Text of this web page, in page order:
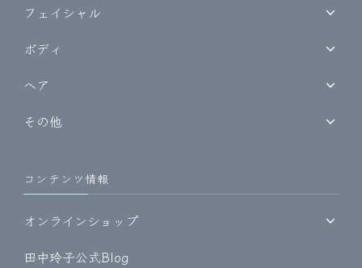
フェイシャル
ボディ
ヘア
その他
コンテンツ情報
オンラインショップ
田中玲子公式Blog